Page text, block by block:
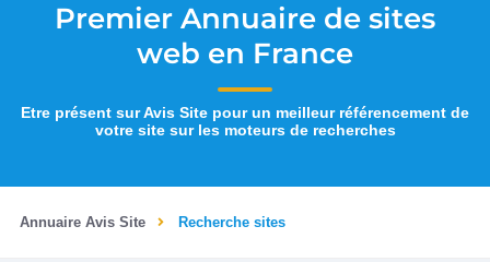
Premier Annuaire de sites
web en France
Etre présent sur Avis Site pour un meilleur référencement de
votre site sur les moteurs de recherches
Annuaire Avis Site Recherche sites